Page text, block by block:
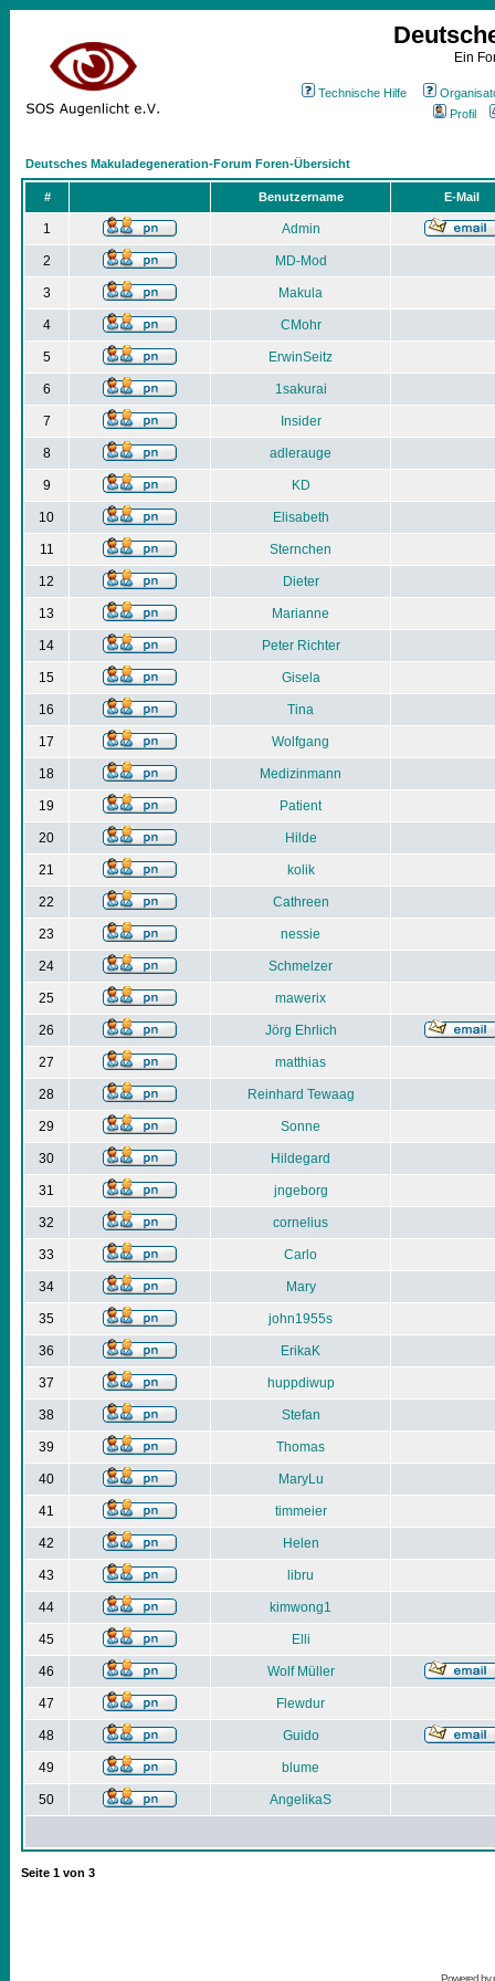
Ein
Technische Hilfe
Profil
Deutsches Makuladegeneration-Forum Foren-Übersicht
# Benutzername E-Mail
1 Admin
2 MD-Mod
3 Makula
4 CMohr
5 ErwinSeitz
6 1sakurai
7 Insider
8 adlerauge
9 KD
10 Elisabeth
11 Sternchen
12 Dieter
13 Marianne
14 Peter Richter
15 Gisela
16 Tina
17 Wolfgang
18 Medizinmann
19 Patient
20 Hilde
21 kolik
22 Cathreen
23 nessie
24 Schmelzer
25 mawerix
26 Jörg Ehrlich
27 matthias
28 Reinhard Tewaag
29 Sonne
30 Hildegard
31 jngeborg
32 cornelius
33 Carlo
34 Mary
35 john1955s
36 ErikaK
37 huppdiwup
38 Stefan
39 Thomas
40 MaryLu
41 timmeier
42 Helen
43 libru
44 kimwong1
45 Elli
46 Wolf Müller
47 Flewdur
48 Guido
49 blume
50 AngelikaS
Seite 1 von 3
Powered by